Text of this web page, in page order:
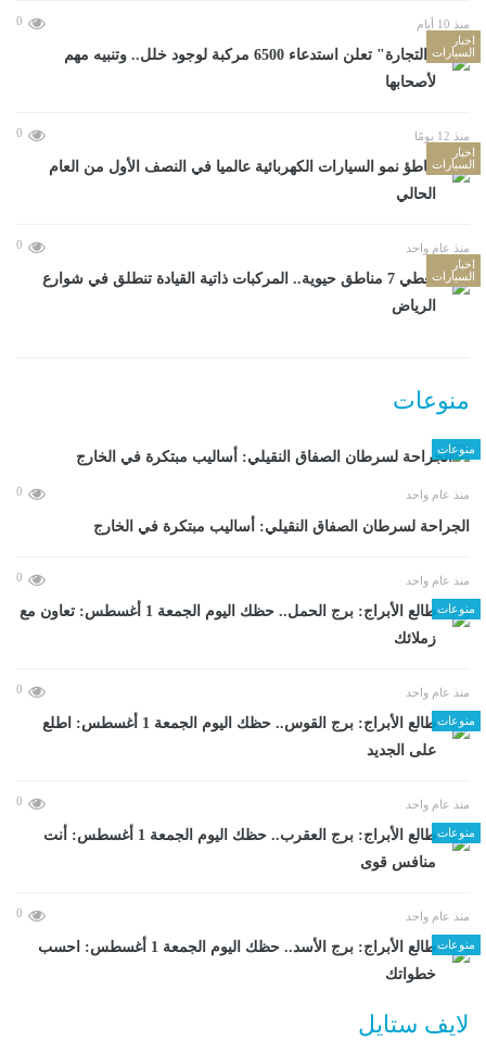
منذ 10 أيام
0
اخبار
السيارات
"التجارة" تعلن استدعاء 6500 مركبة لوجود خلل.. وتنبيه مهم
لأصحابها
منذ 12 يومًا
0
اخبار
السياراتتباطؤ نمو السيارات الكهربائية عالميا في النصف الأول من العام
الحالي
منذ عام واحد
0
اخبار
السيارات
تغطي 7 مناطق حيوية.. المركبات ذاتية القيادة تنطلق في شوارع
الرياض
منوعات
منوعات
منذ عام واحد 0
الجراحة لسرطان الصفاق النقيلي: أساليب مبتكرة في الخارج
منذ عام واحد 0
منوعات
طالع الأبراج: برج الحمل.. حظك اليوم الجمعة 1 أغسطس: تعاون مع
زملائك
منذ عام واحد 0
منوعات
طالع الأبراج: برج القوس.. حظك اليوم الجمعة 1 أغسطس: اطلع
على الجديد
منذ عام واحد 0
منوعات
طالع الأبراج: برج العقرب.. حظك اليوم الجمعة 1 أغسطس: أنت
منافس قوى
منذ عام واحد 0
منوعات
طالع الأبراج: برج الأسد.. حظك اليوم الجمعة 1 أغسطس: احسب
خطواتك
لايف ستايل